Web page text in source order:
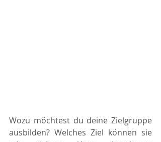
Wozu möchtest du deine Zielgruppe
ausbilden? Welches Ziel können sie